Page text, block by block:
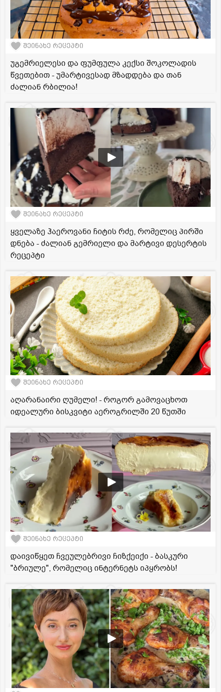
შეინახე რეცეპტი
უგემრიელესი და ფუმფულა კექსი შოკოლადის
წვეთებით - უმარტივესად მზადდება და თან
ძალიან რბილია!
შეინახე რეცეპტი
ყველაზე ჰაეროვანი ჩიტის რძე, რომელიც პირში
დნება - ძალიან გემრიელი და მარტივი დესერტის
რეცეპტი
შეინახე რეცეპტი
აღარანაირი ღუმელი! - როგორ გამოვაცხოთ
იდეალური ბისკვიტი აეროგრილში 20 წუთში
შეინახე რეცეპტი
დაივიწყეთ ჩვეულებრივი ჩიზქეიქი - ბასკური
"ბრიულე", რომელიც ინტერნეტს იპყრობს!